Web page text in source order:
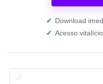
✓ Download
✓ Acesso